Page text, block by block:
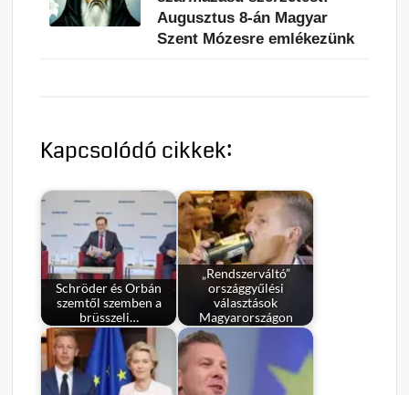
Augusztus 8-án Magyar
Szent Mózesre emlékezünk
Kapcsolódó cikkek:
Schröder és Orbán
szemtől szemben a
brüsszeli…
„Rendszerváltó”
országgyűlési
választások
Magyarországon